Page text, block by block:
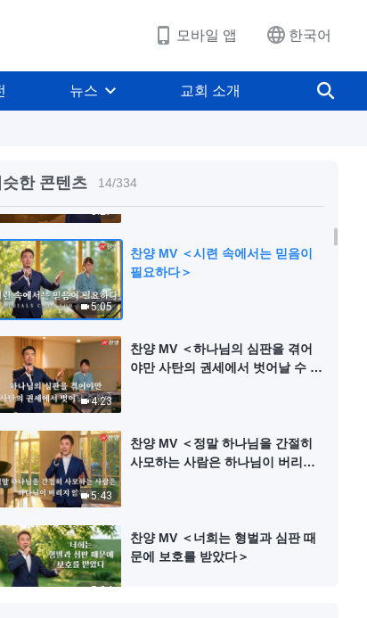
모바일 앱 한국어
뉴스 교회 소개
슷한 콘텐츠 14/334
로 존재한다＞
5:27
죄하는 자는 모두 바리새인이다＞
5:05
찬양 MV ＜시련 속에서는 믿음이
필요하다＞
4:23
찬양 MV ＜하나님의 심판을 겪어
야만 사탄의 권세에서 벗어날 수 있
5:43
찬양 MV ＜정말 하나님을 간절히
사모하는 사람은 하나님이 버리지
5:34
찬양 MV ＜너희는 형벌과 심판 때
문에 보호를 받았다＞